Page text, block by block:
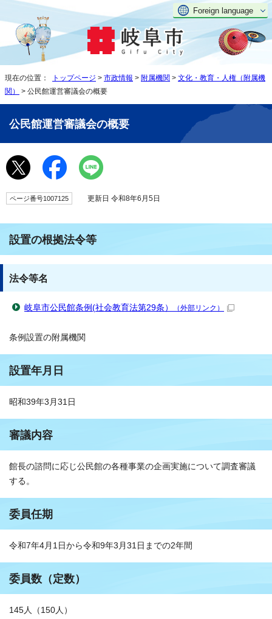
Foreign language
現在の位置： トップページ > 市政情報 > 附属機関 > 文化・教育・人権（附属機
関）
> 公民館運営審議会の概要
公民館運営審議会の概要
ページ番号1007125 更新日 令和8年6月5日
設置の根拠法令等
法令等名
岐阜市公民館条例(社会教育法第29条） （外部リンク）
条例設置の附属機関
設置年月日
昭和39年3月31日
審議内容
館長の諮問に応じ公民館の各種事業の企画実施について調査審議
する。
委員任期
令和7年4月1日から令和9年3月31日までの2年間
委員数（定数）
145人（150人）